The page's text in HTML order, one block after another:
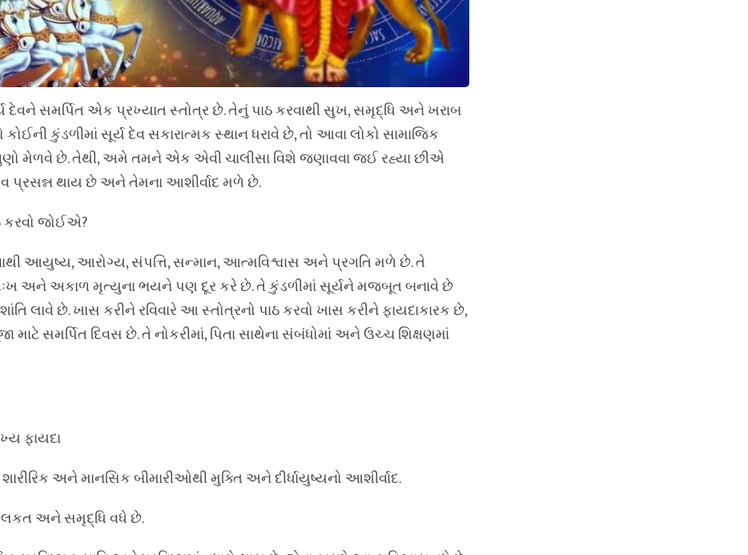
દેવને સમર્પિત એક પ્રખ્યાત સ્તોત્ર છે. તેનું પાઠ કરવાથી સુખ, સમૃદ્ધિ અને ખરાબ
કુંડળીમાં સૂર્ય દેવ સકારાત્મક સ્થાન ધરાવે છે, તો આવા લોકો સામાજિક
મેળવે છે. તેથી, અમે તમને એક એવી ચાલીસા વિશે જણાવવા જઈ રહ્યા છીએ
પ્રસન્ન થાય છે અને તેમના આશીર્વાદ મળે છે.
કરવો જોઈએ?
આયુષ્ય, આરોગ્ય, સંપત્તિ, સન્માન, આત્મવિશ્વાસ અને પ્રગતિ મળે છે. તે
અને અકાળ મૃત્યુના ભયને પણ દૂર કરે છે. તે કુંડળીમાં સૂર્યને મજબૂત બનાવે છે
લાવે છે. ખાસ કરીને રવિવારે આ સ્તોત્રનો પાઠ કરવો ખાસ કરીને ફાયદાકારક છે,
માટે સમર્પિત દિવસ છે. તે નોકરીમાં, પિતા સાથેના સંબંધોમાં અને ઉચ્ચ શિક્ષણમાં
ફાયદા
અને માનસિક બીમારીઓથી મુક્તિ અને દીર્ધાયુષ્યનો આશીર્વાદ.
અને સમૃદ્ધિ વધે છે.